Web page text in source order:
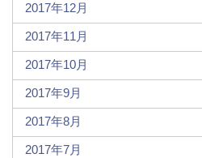
2017年12月
2017年11月
2017年10月
2017年9月
2017年8月
2017年7月